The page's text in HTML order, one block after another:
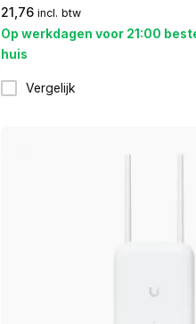
21,76 incl. btw
Op werkdagen voor 21:00
huis
Vergelijk